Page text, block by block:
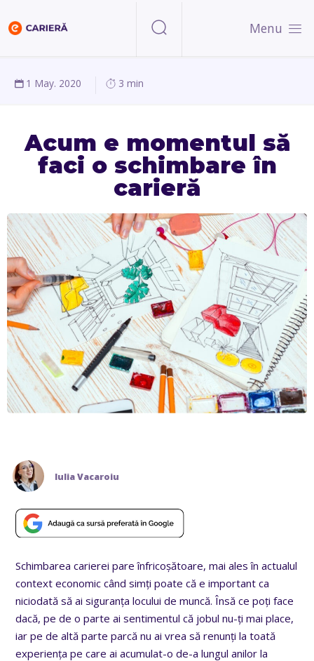
Menu
1 May. 2020 3 min
Acum e momentul să
faci o schimbare în
carieră
Iulia Vacaroiu
Schimbarea carierei pare înfricoșătoare, mai ales în actualul
context economic când simți poate că e important ca
niciodată să ai siguranța locului de muncă. Însă ce poți face
dacă, pe de o parte ai sentimentul că jobul nu-ți mai place,
iar pe de altă parte parcă nu ai vrea să renunți la toată
experiența pe care ai acumulat-o de-a lungul anilor la